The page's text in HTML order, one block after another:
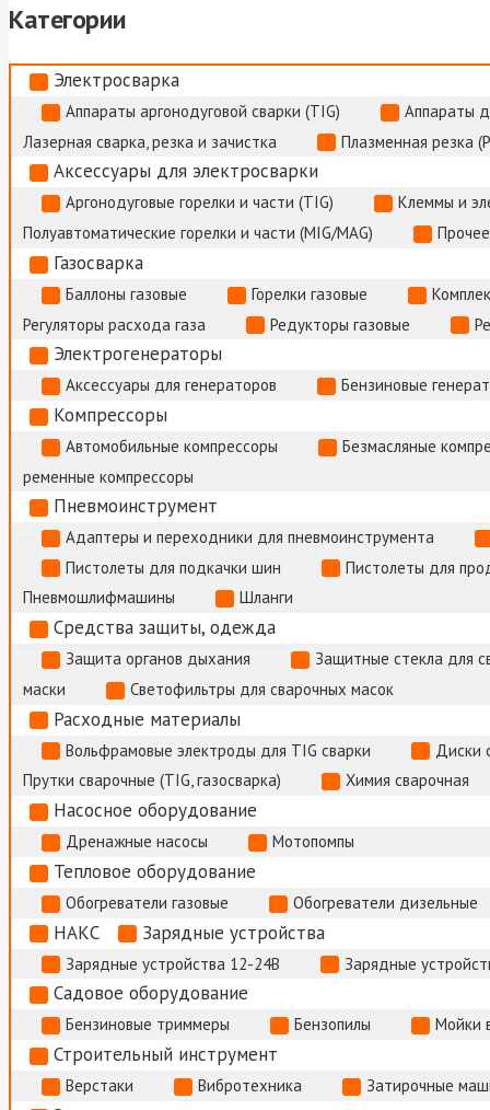
Категории
Электросварка
Аппараты аргонодуговой сварки (TIG)
Аппараты
Лазерная сварка, резка и зачистка
Плазменная резка
Аксессуары для электросварки
Аргонодуговые горелки и части (TIG)
Клеммы и
Полуавтоматические горелки и части (MIG/MAG)
Газосварка
Баллоны газовые Горелки газовые
Регуляторы расхода газа
Редукторы газовые
Электрогенераторы
Аксессуары для генераторов Бензиновые
Компрессоры
Автомобильные компрессоры
Безмасляные
ременные компрессоры
Пневмоинструмент
Адаптеры и переходники для пневмоинструмента
Пистолеты для подкачки шин
Пистолеты для
Пневмошлифмашины
Шланги
Средства защиты, одежда
Защита органов дыхания
Защитные стекла для
маски
Светофильтры для сварочных масок
Расходные материалы
Вольфрамовые электроды для TIG сварки
Диски
Прутки сварочные (TIG, газосварка)
Химия сварочная
Насосное оборудование
Дренажные насосы Мотопомпы
Тепловое оборудование
Обогреватели газовые Обогреватели дизельные
НАКС Зарядные устройства
Зарядные устройства 12-24В Зарядные
Садовое оборудование
Бензиновые триммеры Бензопилы Мойки
Строительный инструмент
Верстаки Вибротехника Затирочные